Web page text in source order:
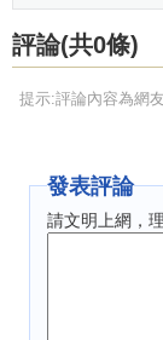
評論(共0條)
提示:評論內容為網
發表評論
請文明上網，